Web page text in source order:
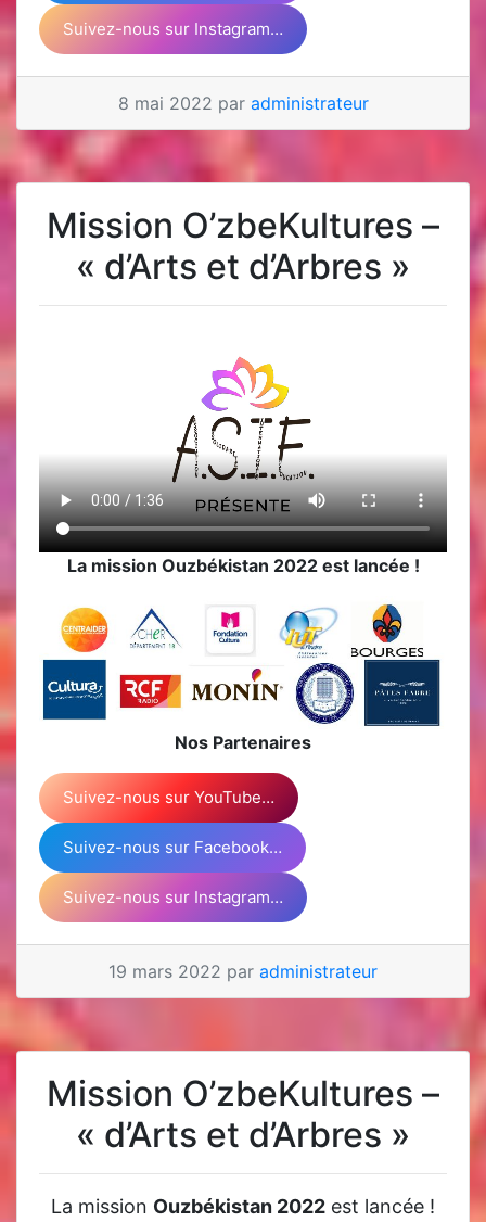
Suivez-nous sur Instagram…
8 mai 2022 par administrateur
Mission O’zbeKultures –
« d’Arts et d’Arbres »
La mission Ouzbékistan 2022 est lancée !
Nos Partenaires
Suivez-nous sur YouTube…
Suivez-nous sur Facebook…
Suivez-nous sur Instagram…
19 mars 2022 par administrateur
Mission O’zbeKultures –
« d’Arts et d’Arbres »
La mission Ouzbékistan 2022 est lancée !